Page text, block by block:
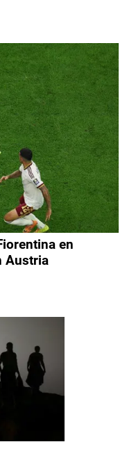
en
Austria